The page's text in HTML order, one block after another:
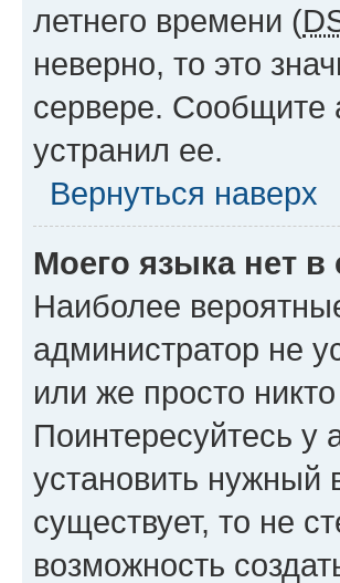
летнего времени (
неверно, то это
сервере. Сообщите
устранил ее.
Вернуться наверх
Моего языка нет в
Наиболее
администратор не
или же просто
Поинтересуйтесь у
установить нужный
существует, то не
возможность